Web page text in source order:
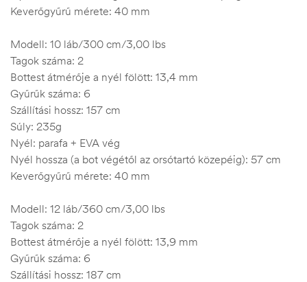
Keverőgyűrű mérete: 40 mm
Modell: 10 láb/300 cm/3,00 lbs
Tagok száma: 2
Bottest átmérője a nyél fölött: 13,4 mm
Gyűrűk száma: 6
Szállítási hossz: 157 cm
Súly: 235g
Nyél: parafa + EVA vég
Nyél hossza (a bot végétől az orsótartó közepéig): 57 cm
Keverőgyűrű mérete: 40 mm
Modell: 12 láb/360 cm/3,00 lbs
Tagok száma: 2
Bottest átmérője a nyél fölött: 13,9 mm
Gyűrűk száma: 6
Szállítási hossz: 187 cm